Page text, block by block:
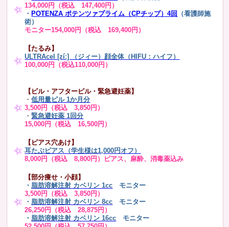
134,000円（税込 147,400円）
・ POTENZA ポテンツァプライム（CPチップ）4回
（看護師施
術）
モニター154,000円（税込 169,400円）
【たるみ】
ULTRAcel [zíː] （ジィー）顔全体（HIFU：ハイフ）
100,000円（税込110,000円）
【ピル・アフターピル・緊急避妊薬】
・低用量ピル 1か月分
3,500円（税込 3,850円）
・緊急避妊薬 1回分
15,000円（税込 16,500円）
【ピアス穴あけ】
耳たぶピアス（学生様は1,000円オフ）
8,000円（税込 8,800円）ピアス、麻酔、消毒薬込み
【部分痩せ・小顔】
・ 脂肪溶解注射 カベリン 1cc モニター
3,500円（税込 3,850円）
・ 脂肪溶解注射 カベリン 8cc モニター
26,250円（税込 28,875円）
・ 脂肪溶解注射 カベリン 16cc
モニター